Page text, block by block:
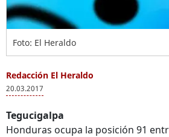
Foto: El Heraldo
Redacción El Heraldo
20.03.2017
Tegucigalpa
Honduras ocupa la posición 91